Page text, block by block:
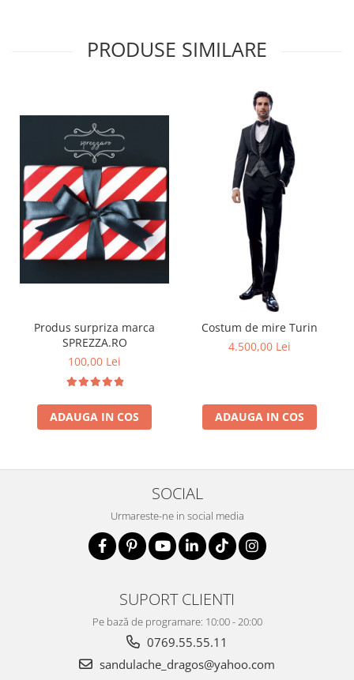
PRODUSE SIMILARE
Produs surpriza marca
SPREZZA.RO
100,00 Lei
ADAUGA IN COS
Costum de mire Turin
4.500,00 Lei
ADAUGA IN COS
SOCIAL
Urmareste-ne in social media
SUPORT CLIENTI
Pe bază de programare: 10:00 - 20:00
0769.55.55.11
sandulache_dragos@yahoo.com